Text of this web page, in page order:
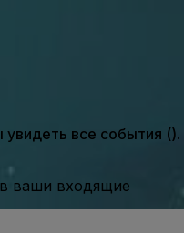
все события ().
ваши входящие